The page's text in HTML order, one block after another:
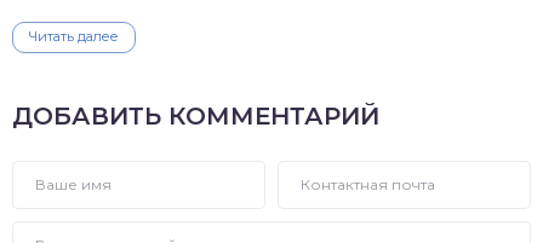
Читать далее
ДОБАВИТЬ КОММЕНТАРИЙ